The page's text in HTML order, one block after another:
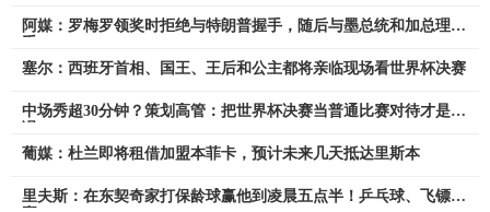
阿媒：罗梅罗领奖时拒绝与特朗普握手，随后与墨总统和加总理握
塞尔：西班牙首相、国王、王后和公主都将亲临现场看世界杯决赛
中场秀超30分钟？策划高管：把世界杯决赛当普通比赛对待才是错
葡媒：杜兰即将租借加盟本菲卡，预计未来几天抵达里斯本
里夫斯：在东契奇家打保龄球赢他到凌晨五点半！乒乓球、飞镖全